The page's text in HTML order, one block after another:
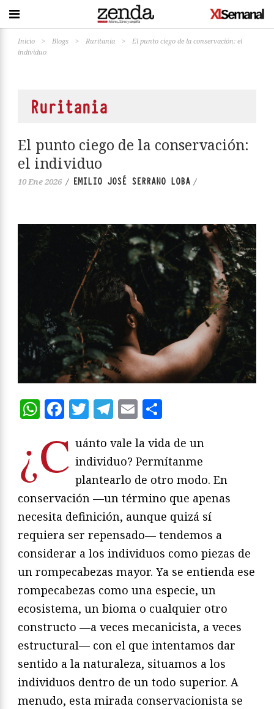
Inicio > Blogs > Ruritania >
El punto ciego de la conservación: el
individuo
Ruritania
El punto ciego de la conservación:
el individuo
10 Ene 2026 / EMILIO JOSÉ SERRANO LOBA /
WhatsApp
Facebook
Twitter
Telegram
Email
¿C uánto vale la vida de un
individuo? Permítanme
plantearlo de otro modo. En
conservación —un término que apenas
necesita definición, aunque quizá sí
requiera ser repensado— tendemos a
considerar a los individuos como piezas de
un rompecabezas mayor. Ya se entienda ese
rompecabezas como una especie, un
ecosistema, un bioma o cualquier otro
constructo —a veces mecanicista, a veces
estructural— con el que intentamos dar
sentido a la naturaleza, situamos a los
individuos dentro de un todo superior. A
menudo, esta mirada conservacionista se